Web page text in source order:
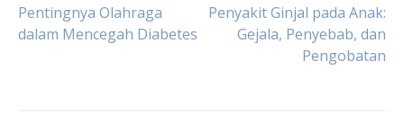
Post
Pentingnya Olahraga
dalam Mencegah Diabetes
Penyakit Ginjal pada Anak:
Gejala, Penyebab, dan
Pengobatan